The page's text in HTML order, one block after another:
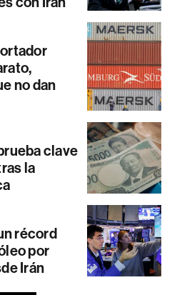
no dan
clave
la
récord
por
Irán